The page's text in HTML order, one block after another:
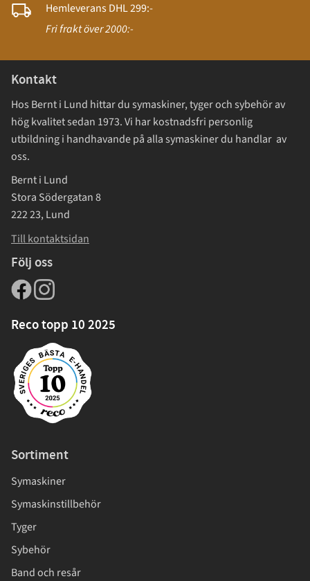
Hemleverans DHL 299:-
Fri frakt över 2000:-
Kontakt
Hos Bernt i Lund hittar du symaskiner, tyger och sybehör av
hög kvalitet sedan 1973. Vi har kostnadsfri personlig
utbildning i handhavande på alla symaskiner du handlar av
oss.
Bernt i Lund
Stora Södergatan 8
222 23, Lund
Till kontaktsidan
Följ oss
Reco topp 10 2025
Sortiment
Symaskiner
Symaskinstillbehör
Tyger
Sybehör
Band och resår